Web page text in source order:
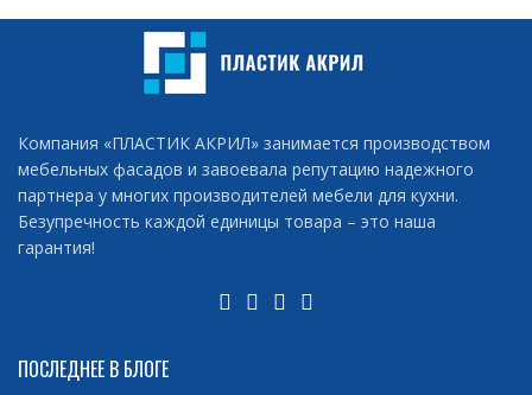
Компания «ПЛАСТИК АКРИЛ» занимается производством
мебельных фасадов и завоевала репутацию надежного
партнера у многих производителей мебели для кухни.
Безупречность каждой единицы товара – это наша
гарантия!
ПОСЛЕДНЕЕ В БЛОГЕ